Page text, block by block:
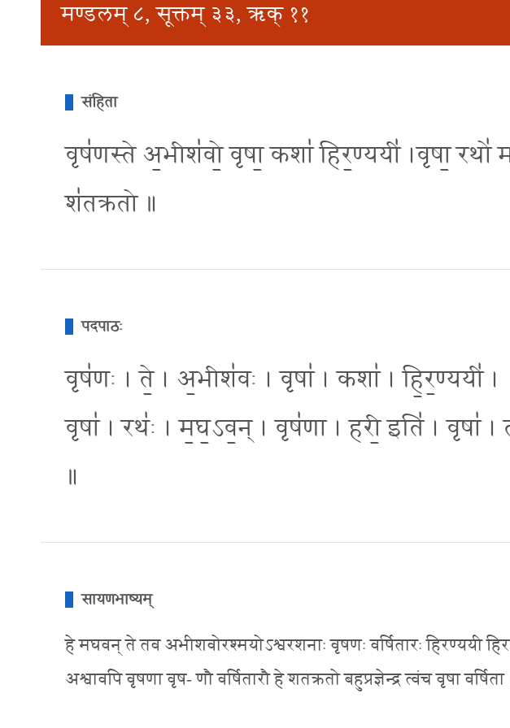
मण्डलम् ८, सूक्तम् ३३, ऋक् ११
संहिता
वृष॑णस्ते अ॒भीश॑वो॒ वृषा॒ कशा॑ हिर॒ण्ययी॑ ।वृषा॒ रथो॑
श॑तक्रतो ॥
पदपाठः
वृष॑णः । ते॒ । अ॒भीश॑वः । वृषा॑ । कशा॑ । हि॒र॒ण्ययी॑ ।
वृषा॑ । रथः॑ । म॒घ॒ऽव॒न् । वृष॑णा । हरी॒ इति॑ । वृषा॑
॥
सायणभाष्यम्
हे मघवन् ते तव अभीशवोरश्मयोऽश्वरशनाः वृषणः वर्षितारः हिरण्ययी
अश्वावपि वृषणा वृष- णौ वर्षितारौ हे शतक्रतो बहुप्रज्ञेन्द्र त्वंच वृषा